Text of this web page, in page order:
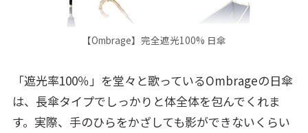
【Ombrage】完全遮光100% 日傘
「遮光率100％」を堂々と歌っているOmbrageの日傘
は、長傘タイプでしっかりと体全体を包んでくれま
す。実際、手のひらをかざしても影ができないくらい